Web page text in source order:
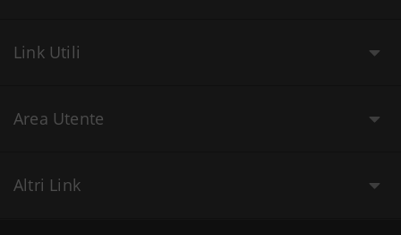
Link Utili
Area Utente
Altri Link